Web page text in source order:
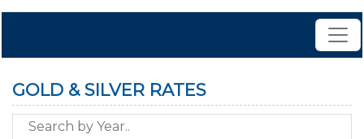
GOLD & SILVER RATES